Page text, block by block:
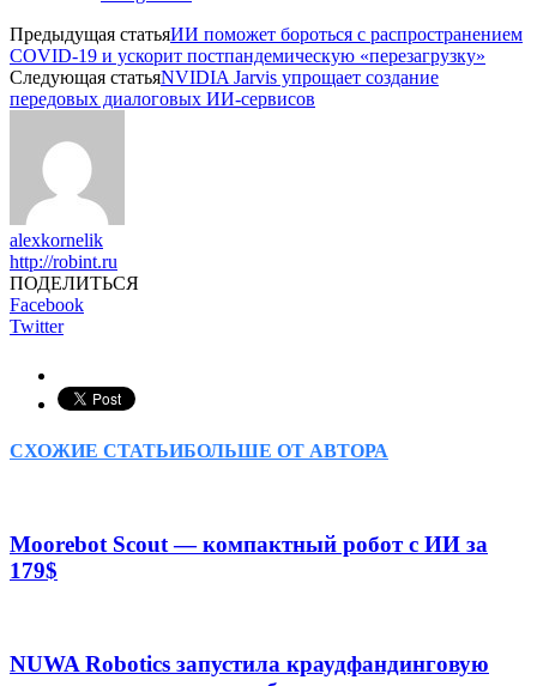
Предыдущая статьяИИ поможет бороться с распространением
COVID-19 и ускорит постпандемическую «перезагрузку»
Следующая статьяNVIDIA Jarvis упрощает создание
передовых диалоговых ИИ-сервисов
alexkornelik
http://robint.ru
ПОДЕЛИТЬСЯ
Facebook
Twitter
СХОЖИЕ СТАТЬИБОЛЬШЕ ОТ АВТОРА
Moorebot Scout — компактный робот с ИИ за
179$
NUWA Robotics запустила краудфандинговую